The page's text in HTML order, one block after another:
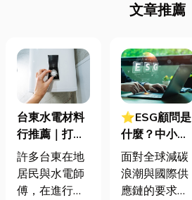
文章推薦
台東水電材料
行推薦｜打造
安全耐用的居
家環境
許多台東在地
居民與水電師
傅，在進行居
⭐ESG顧問是
什麼？中小企
業挑選四大永
續顧問服務的
實用指南
面對全球減碳
浪潮與國際供
應鏈的要求，